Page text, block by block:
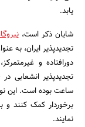
یابد.
شایان ذکر است،
تجدیدپذیر ایران، به
دورافتاده و
ساعت بوده است. این
برخوردار کمک کنند
نمایند.